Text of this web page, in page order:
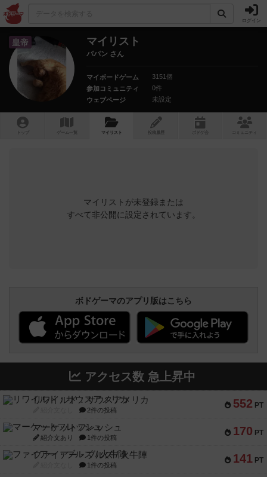
ログイン
皇帝 マイリスト
パパン さん
マイボードゲーム
3151個
参加コミュニティ
0件
ウェブページ
未設定
トップ ゲーム一覧 マイリスト 投稿履歴 ボ ドゲ コミュニティ
マイリストが未登録または
すべて非公開に設定されています。
ボドゲーマのアプリ版はこちら
アクセス数 急上昇中
552 PT
リワイルド：サウスアメリカ
2件の投稿
170 PT
マーケットフレッシュ
紹介文あり 1件の投稿
141 PT
ファイアー・ブルズ / 火牛陣
1件の投稿